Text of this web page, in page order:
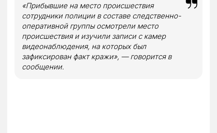
«Прибывшие на место происшествия
сотрудники полиции в составе следственно-
оперативной группы осмотрели место
происшествия и изучили записи с камер
видеонаблюдения, на которых был
зафиксирован факт кражи», — говорится в
сообщении.